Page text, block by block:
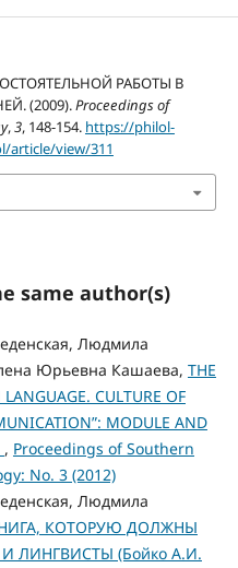
РАБОТЫ В
(2009).Proceedings of
,3, 148-154. https://philol-
article/view/311
same author(s)
Людмила
Юрьевна Кашаева, THE
CULTURE OF
MODULE AND
, Proceedings of Southern
No. 3 (2012)
Людмила
КОТОРУЮ ДОЛЖНЫ
ЛИНГВИСТЫ (Бойко А.И.